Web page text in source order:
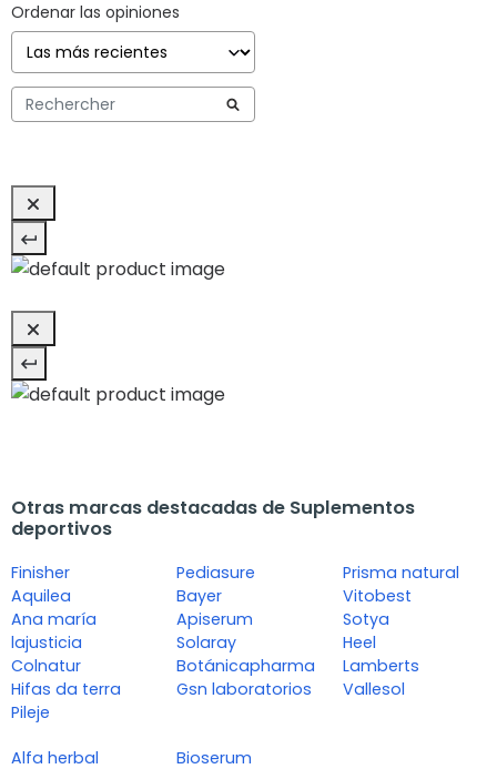
Ordenar las opiniones
Otras marcas destacadas de Suplementos
deportivos
Finisher
Aquilea
Ana maría
lajusticia
Colnatur
Hifas da terra
Pileje
Pediasure
Bayer
Apiserum
Solaray
Botánicapharma
Gsn laboratorios
Prisma natural
Vitobest
Sotya
Heel
Lamberts
Vallesol
Alfa herbal Bioserum